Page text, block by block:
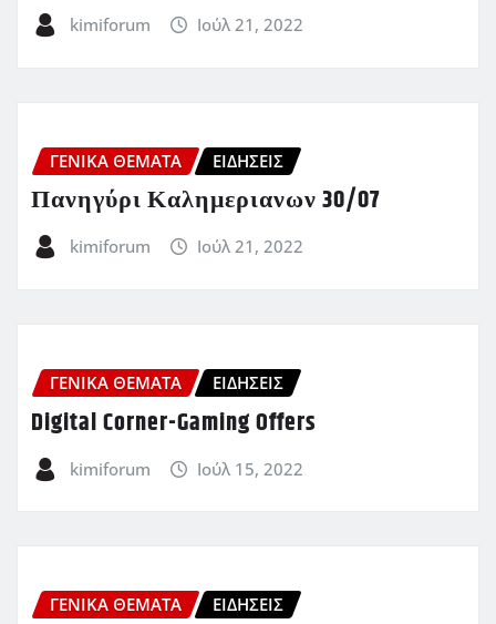
kimiforum Ιούλ 21, 2022
ΓΕΝΙΚΑ ΘΕΜΑΤΑ ΕΙΔΗΣΕΙΣ
Πανηγύρι Καλημεριανων 30/07
kimiforum Ιούλ 21, 2022
ΓΕΝΙΚΑ ΘΕΜΑΤΑ ΕΙΔΗΣΕΙΣ
Digital Corner-Gaming Offers
kimiforum Ιούλ 15, 2022
ΓΕΝΙΚΑ ΘΕΜΑΤΑ ΕΙΔΗΣΕΙΣ